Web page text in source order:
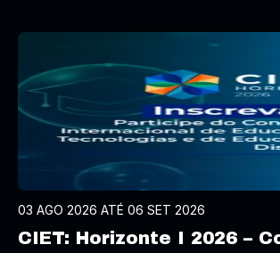
03 AGO 2026 ATÉ 06 SET 2026
CIET: Horizonte I 2026 –